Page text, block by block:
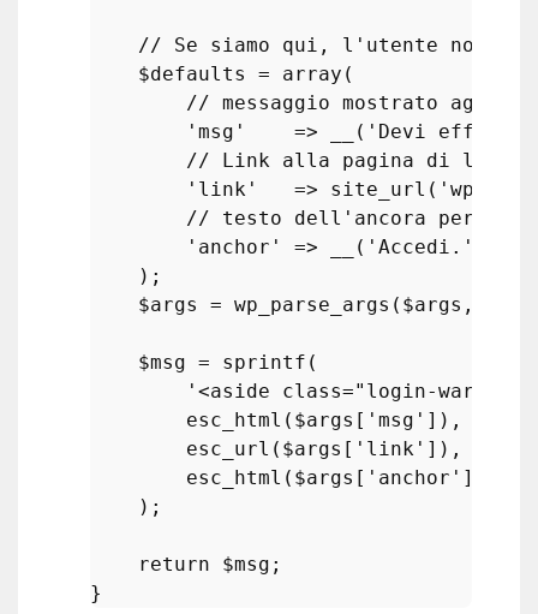
// Se siamo qui, l'utente non è
$defaults
= array (
// messaggio mostrato agli
'msg'
    =>
( 'Devi
// Link alla pagina di login
'link'
   =>
site_url ( 'wp-
// testo dell'ancora per il
'anchor'
=> ( 'Accedi.'
    );
$args
= wp_parse_args ( $args ,
$msg = sprintf (
'<aside class="login-
esc_html ( $args [ 'msg' ]),
esc_url ( $args [ 'link' ]),
esc_html ( $args [ 'anchor' ])
    );
return $msg ;